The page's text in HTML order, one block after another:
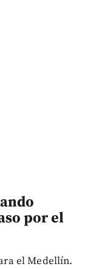
por el
el Medellín.